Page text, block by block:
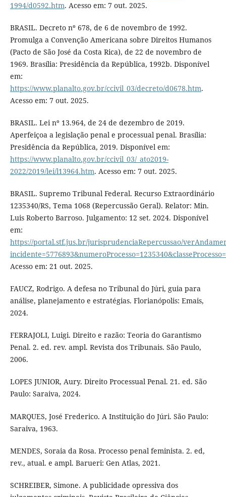
1994/d0592.htm. Acesso em: 7 out. 2025.
BRASIL. Decreto nº 678, de 6 de novembro de 1992.
Promulga a Convenção Americana sobre Direitos Humanos
(Pacto de São José da Costa Rica), de 22 de novembro de
1969. Brasília: Presidência da República, 1992b. Disponível
em:
https://www.planalto.gov.br/ccivil_03/decreto/d0678.htm.
Acesso em: 7 out. 2025.
BRASIL. Lei nº 13.964, de 24 de dezembro de 2019.
Aperfeiçoa a legislação penal e processual penal. Brasília:
Presidência da República, 2019. Disponível em:
https://www.planalto.gov.br/ccivil_03/_ato2019-
2022/2019/lei/l13964.htm. Acesso em: 7 out. 2025.
BRASIL. Supremo Tribunal Federal. Recurso Extraordinário
1235340/RS, Tema 1068 (Repercussão Geral). Relator: Min.
Luis Roberto Barroso. Julgamento: 12 set. 2024. Disponível
em:
https://portal.stf.jus.br/jurisprudenciaRepercussao/
Acesso em: 21 out. 2025.
FAUCZ, Rodrigo. A defesa no Tribunal do Júri, guia para
análise, planejamento e estratégias. Florianópolis: Emais,
2024.
FERRAJOLI, Luigi. Direito e razão: Teoria do Garantismo
Penal. 2. ed. rev. ampl. Revista dos Tribunais. São Paulo,
2006.
LOPES JUNIOR, Aury. Direito Processual Penal. 21. ed. São
Paulo: Saraiva, 2024.
MARQUES, José Frederico. A Instituição do Júri. São Paulo:
Saraiva, 1963.
MENDES, Soraia da Rosa. Processo penal feminista. 2. ed,
rev., atual. e ampl. Barueri: Gen Atlas, 2021.
SCHREIBER, Simone. A publicidade opressiva dos